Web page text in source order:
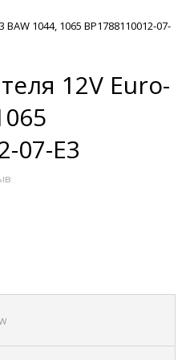
1044, 1065 BP1788110012-07-
12V Euro-
07-E3